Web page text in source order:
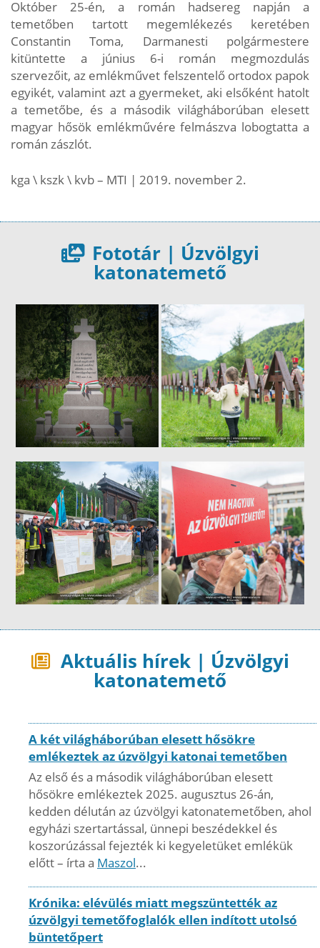
Október 25-én, a román hadsereg napján a
temetőben tartott megemlékezés keretében
Constantin Toma, Darmanesti polgármestere
kitüntette a június 6-i román megmozdulás
szervezőit, az emlékművet felszentelő ortodox papok
egyikét, valamint azt a gyermeket, aki elsőként hatolt
a temetőbe, és a második világháborúban elesett
magyar hősök emlékművére felmászva lobogtatta a
román zászlót.
kga \ kszk \ kvb – MTI | 2019. november 2.
Fototár | Úzvölgyi
katonatemető
Aktuális hírek | Úzvölgyi
katonatemető
A két világháborúban elesett hősökre
emlékeztek az úzvölgyi katonai temetőben
Az első és a második világháborúban elesett
hősökre emlékeztek 2025. augusztus 26-án,
kedden délután az úzvölgyi katonatemetőben, ahol
egyházi szertartással, ünnepi beszédekkel és
koszorúzással fejezték ki kegyeletüket emlékük
előtt – írta a Maszol...
Krónika: elévülés miatt megszüntették az
úzvölgyi temetőfoglalók ellen indított utolsó
büntetőpert